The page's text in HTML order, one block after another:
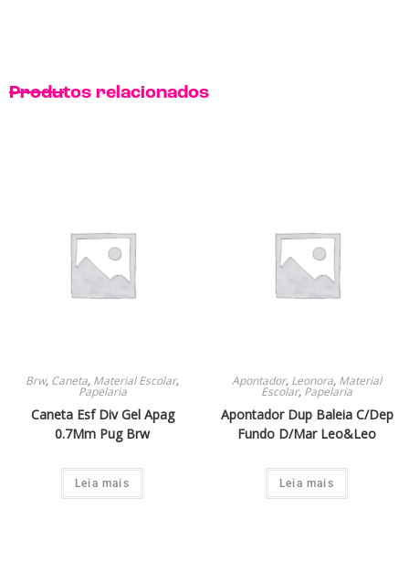
Produtos relacionados
Brw, Caneta, Material Escolar,
Papelaria
Caneta Esf Div Gel Apag
0.7Mm Pug Brw
Leia mais
Apontador, Leonora, Material
Escolar, Papelaria
Apontador Dup Baleia C/Dep
Fundo D/Mar Leo&Leo
Leia mais